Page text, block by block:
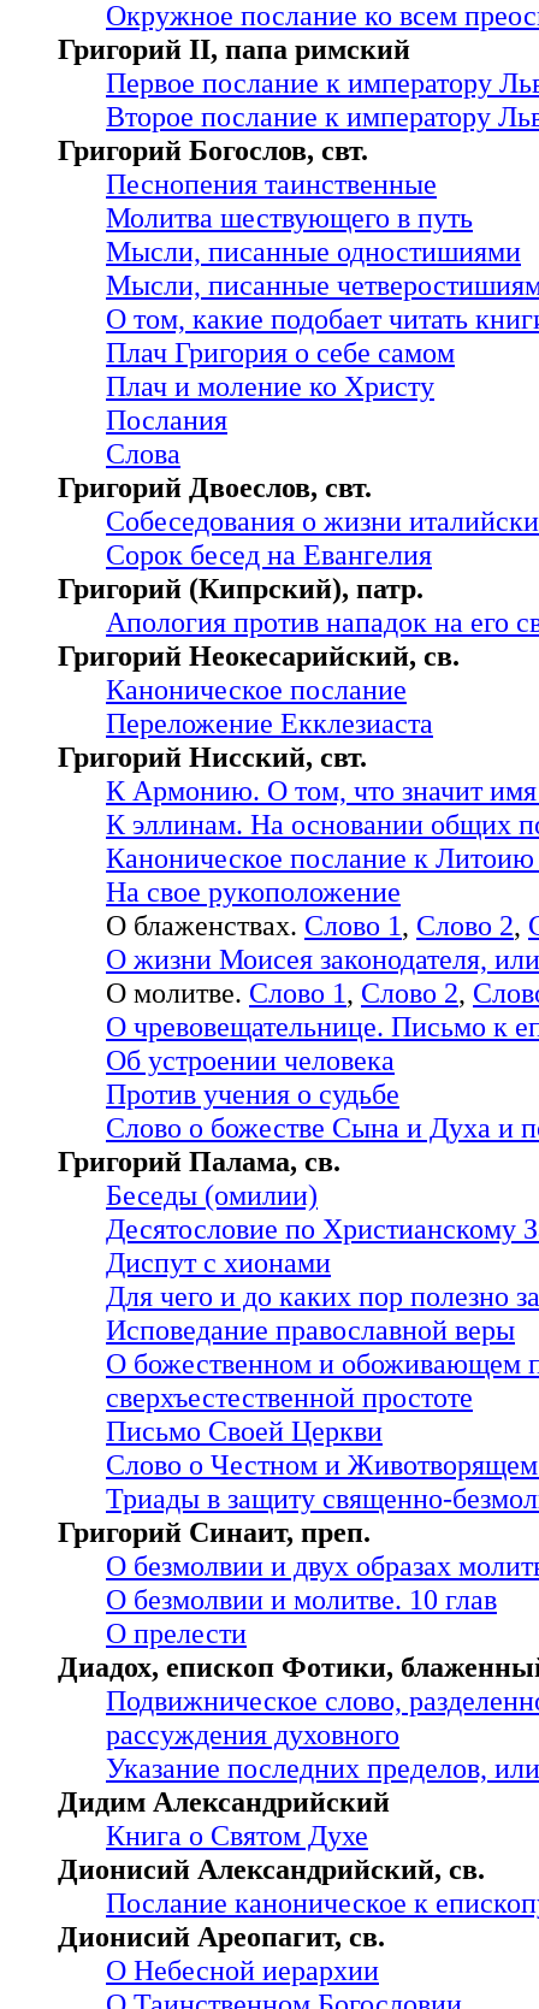
Окружное послание ко всем
Григорий II, папа римский
Первое послание к императору
Второе послание к императору
Григорий Богослов, свт.
Песнопения таинственные
Молитва шествующего в путь
Мысли, писанные одностишиями
Мысли, писанные
О том, какие подобает читать
Плач Григория о себе самом
Плач и моление ко Христу
Послания
Слова
Григорий Двоеслов, свт.
Собеседования о жизни
Сорок бесед на Евангелия
Григорий (Кипрский), патр.
Апология против нападок на его
Григорий Неокесарийский, св.
Каноническое послание
Переложение Екклезиаста
Григорий Нисский, свт.
К Армонию. О том, что значит
К эллинам. На основании общих
Каноническое послание к
На свое рукоположение
О блаженствах. Слово 1, Слово 2,
О жизни Моисея законодателя,
О молитве. Слово 1, Слово 2,
О чревовещательнице. Письмо к
Об устроении человека
Против учения о судьбе
Слово о божестве Сына и Духа и
Григорий Палама, св.
Беседы (омилии)
Десятословие по Христианскому
Диспут с хионами
Для чего и до каких пор полезно
Исповедание православной веры
О божественном и обоживающем
сверхъестественной простоте
Письмо Своей Церкви
Слово о Честном и
Триады в защиту священно-
Григорий Синаит, преп.
О безмолвии и двух образах
О безмолвии и молитве. 10 глав
О прелести
Диадох, епископ Фотики,
Подвижническое слово,
рассуждения духовного
Указание последних пределов,
Дидим Александрийский
Книга о Святом Духе
Дионисий Александрийский, св.
Послание каноническое к
Дионисий Ареопагит, св.
О Небесной иерархии